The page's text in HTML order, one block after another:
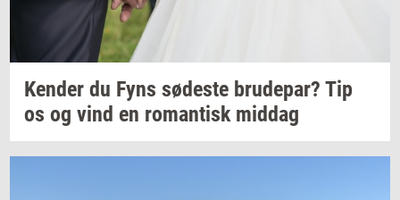
Ken­der du Fyns sø­de­ste bru­de­par? Tip
os og vind en ro­man­tisk mid­dag